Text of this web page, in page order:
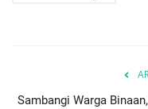
Sambangi Warga